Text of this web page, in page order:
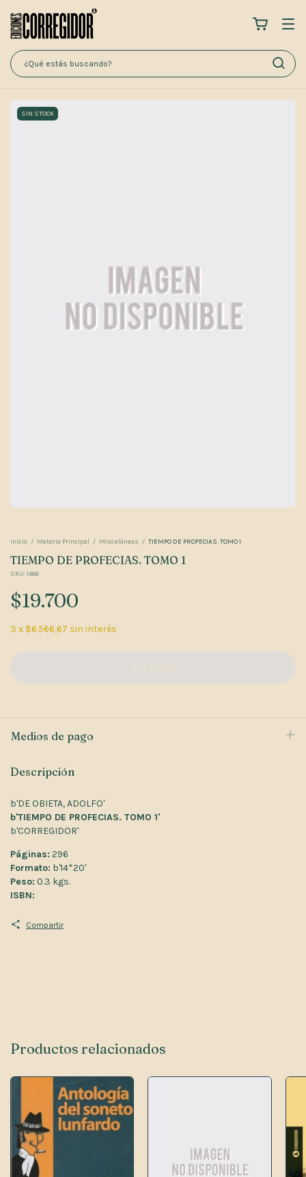
SIN STOCK
Inicio / Materia Principal / Misceláneas / TIEMPO DE PROFECIAS. TOMO 1
TIEMPO DE PROFECIAS. TOMO 1
SKU:1466
$19.700
3 x $6.566,67 sin interés
Medios de pago
Descripción
b'DE OBIETA, ADOLFO'
b'TIEMPO DE PROFECIAS. TOMO 1'
b'CORREGIDOR'
Páginas: 296
Formato: b'14*20'
Peso: 0.3 kgs.
ISBN:
Compartir
Productos relacionados